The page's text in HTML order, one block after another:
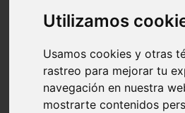
Utilizamos
Usamos cookies y otras
rastreo para mejorar tu
navegación en nuestra
mostrarte contenidos